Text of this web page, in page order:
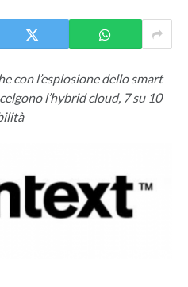
con l’esplosione dello smart
l’hybrid cloud, 7 su 10